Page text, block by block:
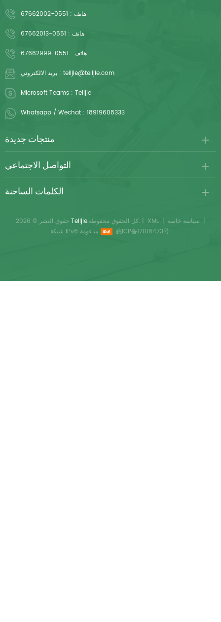
هاتف : 0551-67662002
هاتف : 0551-67662013
هاتف : 0551-67662999
بريد الالكتروني : telijie@telijie.com
Microsoft Teams : Telijie
Whatsapp / Wechat : 18919608333
منتجات جديدة
التواصل الاجتماعي
الكلمات الساخنة
Telijie. كل الحقوق محفوظة. | XML | سياسة خاصة |
شبكة IPv6 مدعومة
皖ICP备17016473号